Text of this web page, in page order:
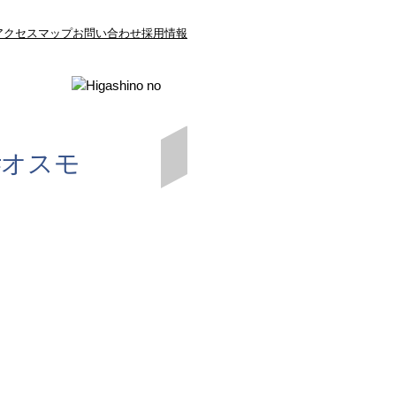
クセスマップお問い合わせ採用情報
スモ